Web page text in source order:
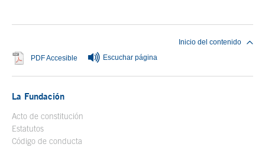
PDF Accesible Se abre en ventana nueva
Escuchar página
Inicio del contenido
La Fundación
Acto de constitución
Estatutos
Código de conducta